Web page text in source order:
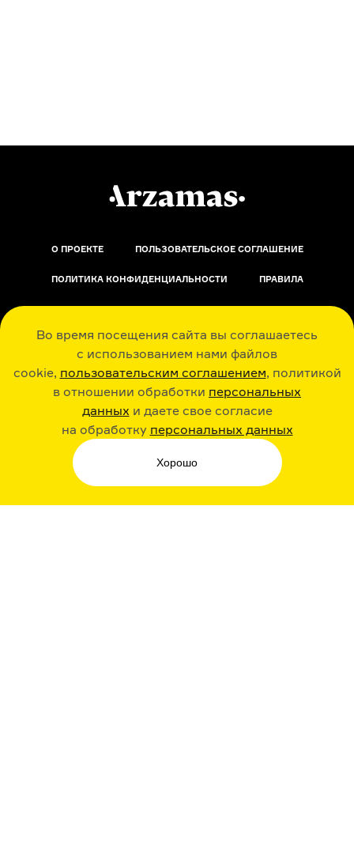
Во время посещения сайта вы соглашаетесь
с использованием нами файлов
cookie, пользовательским соглашением, политикой
в отношении обработки персональных
данных и даете свое согласие
на обработку персональных данных
Хорошо
О ПРОЕКТЕ ПОЛЬЗОВАТЕЛЬСКОЕ СОГЛАШЕНИЕ
ПОЛИТИКА КОНФИДЕНЦИАЛЬНОСТИ ПРАВИЛА
ОБРАТНАЯ СВЯЗЬ
РАДИО ARZAMAS ГУСЬГУСЬ
СТИКЕРЫ ARZAMAS